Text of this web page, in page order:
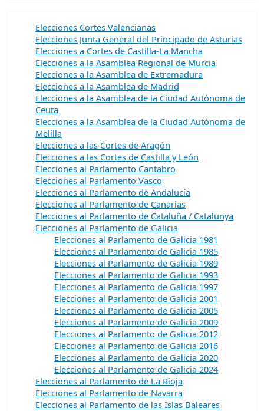
Elecciones Cortes Valencianas
Elecciones Junta General del Principado de Asturias
Elecciones a Cortes de Castilla-La Mancha
Elecciones a la Asamblea Regional de Murcia
Elecciones a la Asamblea de Extremadura
Elecciones a la Asamblea de Madrid
Elecciones a la Asamblea de la Ciudad Autónoma de
Ceuta
Elecciones a la Asamblea de la Ciudad Autónoma de
Melilla
Elecciones a las Cortes de Aragón
Elecciones a las Cortes de Castilla y León
Elecciones al Parlamento Cantabro
Elecciones al Parlamento Vasco
Elecciones al Parlamento de Andalucía
Elecciones al Parlamento de Canarias
Elecciones al Parlamento de Cataluña / Catalunya
Elecciones al Parlamento de Galicia
Elecciones al Parlamento de Galicia 1981
Elecciones al Parlamento de Galicia 1985
Elecciones al Parlamento de Galicia 1989
Elecciones al Parlamento de Galicia 1993
Elecciones al Parlamento de Galicia 1997
Elecciones al Parlamento de Galicia 2001
Elecciones al Parlamento de Galicia 2005
Elecciones al Parlamento de Galicia 2009
Elecciones al Parlamento de Galicia 2012
Elecciones al Parlamento de Galicia 2016
Elecciones al Parlamento de Galicia 2020
Elecciones al Parlamento de Galicia 2024
Elecciones al Parlamento de La Rioja
Elecciones al Parlamento de Navarra
Elecciones al Parlamento de las Islas Baleares